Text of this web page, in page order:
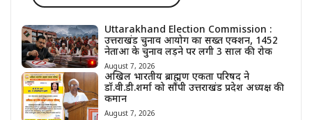
Uttarakhand Election Commission :
उत्तराखंड चुनाव आयोग का सख्त एक्शन, 1452
नेताओं के चुनाव लड़ने पर लगी 3 साल की रोक
August 7, 2026
अखिल भारतीय ब्राह्मण एकता परिषद ने
डॉ.वी.डी.शर्मा को सौंपी उत्तराखंड प्रदेश अध्यक्ष की
कमान
August 7, 2026